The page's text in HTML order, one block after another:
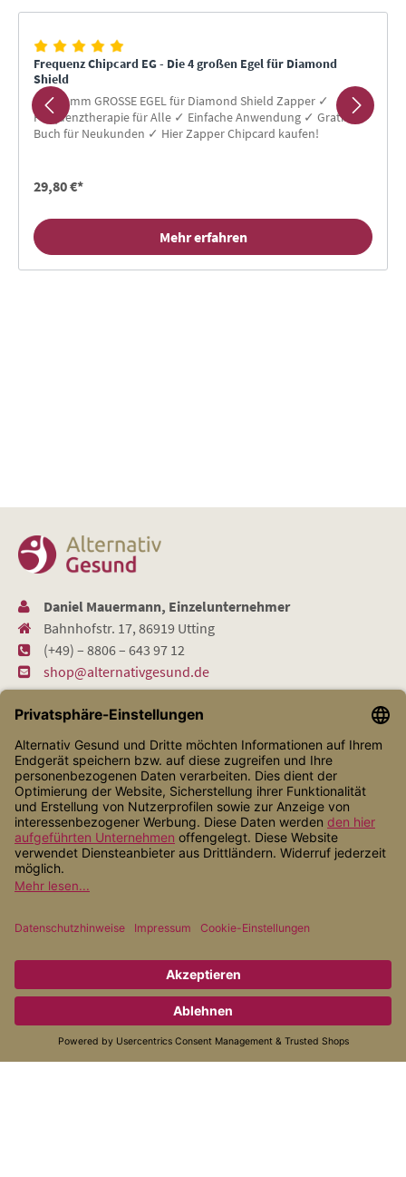
Frequenz Chipcard EG - Die 4 großen Egel für Diamond
Shield
Programm GROSSE EGEL für Diamond Shield Zapper ✓
Frequenztherapie für Alle ✓ Einfache Anwendung ✓ Gratis-
Buch für Neukunden ✓ Hier Zapper Chipcard kaufen!
29,80 €*
Mehr erfahren
Daniel Mauermann, Einzelunternehmer
Bahnhofstr. 17, 86919 Utting
(+49) – 8806 – 643 97 12
shop@alternativgesund.de
Shop Service
Informationen
Zahlungsarten
© 2026 Alternativ Gesund
* Alle Preise inkl. gesetzl. Mehrwertsteuer zzgl.
nicht anders angegeben.